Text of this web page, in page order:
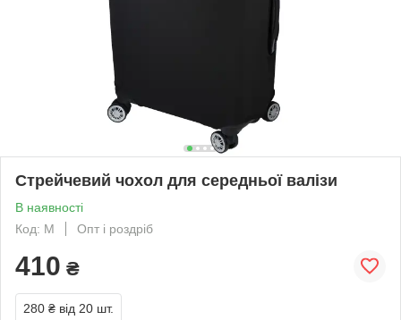
Стрейчевий чохол для середньої валізи
В наявності
Код: M
Опт і роздріб
410 ₴
280 ₴ від 20 шт.